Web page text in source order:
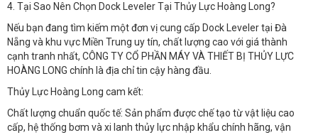
4. Tại Sao Nên Chọn Dock Leveler Tại Thủy Lực Hoàng Long?​
Nếu bạn đang tìm kiếm một đơn vị cung cấp Dock Leveler tại Đà
Nẵng và khu vực Miền Trung uy tín, chất lượng cao với giá thành
cạnh tranh nhất, CÔNG TY CỔ PHẦN MÁY VÀ THIẾT BỊ THỦY LỰC
HOÀNG LONG chính là địa chỉ tin cậy hàng đầu.
Thủy Lực Hoàng Long cam kết:
Chất lượng chuẩn quốc tế: Sản phẩm được chế tạo từ vật liệu cao
cấp, hệ thống bơm và xi lanh thủy lực nhập khẩu chính hãng, vận